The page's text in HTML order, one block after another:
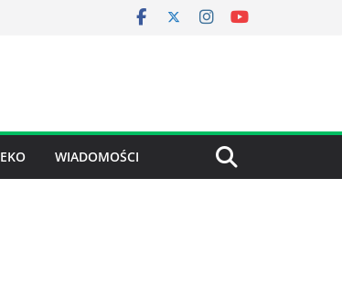
EKO WIADOMOŚCI